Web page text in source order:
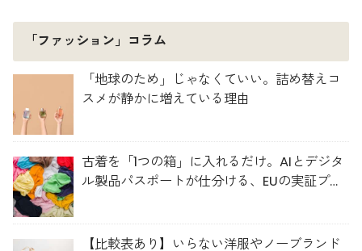
「ファッション」コラム
「地球のため」じゃなくていい。詰め替えコ
スメが静かに増えている理由
古着を「1つの箱」に入れるだけ。AIとデジタ
ル製品パスポートが仕分ける、EUの実証プロ
【比較表あり】いらない洋服やノーブランド